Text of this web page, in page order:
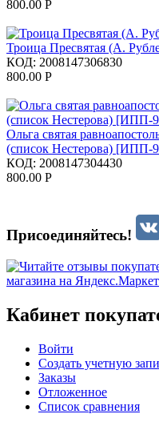
800.00 Р
Троица Пресвятая (А.
КОД: 2008147306830
800.00 Р
Ольга святая
(список Нестерова) [ИПП-
КОД: 2008147304430
800.00 Р
Присоединяйтесь!
Кабинет
Войти
Создать учетную
Заказы
Отложенное
Список сравнения